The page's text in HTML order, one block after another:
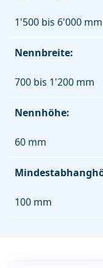
1'500 bis 6'000
Nennbreite:
700 bis 1'200 mm
Nennhöhe:
60 mm
100 mm